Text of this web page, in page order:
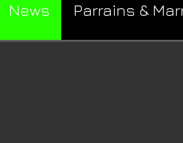
News Parrains &